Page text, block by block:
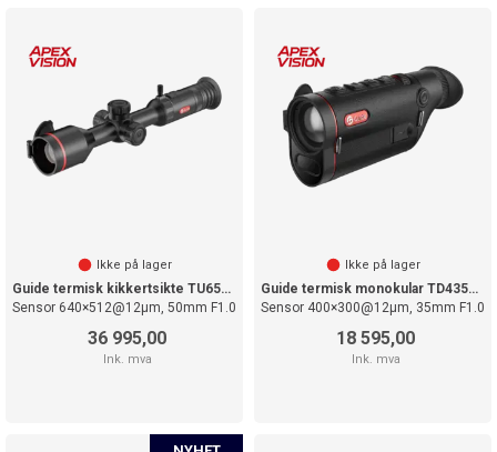
Ikke på lager
Guide termisk kikkertsikte TU650S
Sensor 640×512@12µm, 50mm F1.0
36 995,00
Ink. mva
Ikke på lager
Guide termisk monokular TD435LS LRF
Sensor 400×300@12µm, 35mm F1.0
18 595,00
Ink. mva